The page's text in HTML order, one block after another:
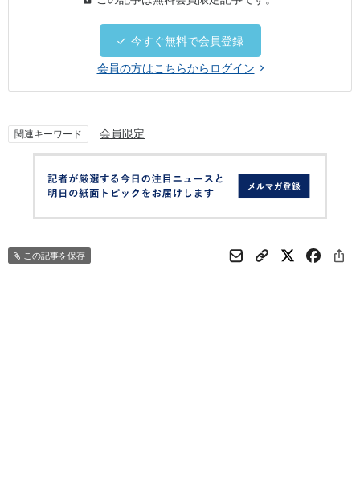
今すぐ無料で会員登録
会員の方はこちらからログイン
関連キーワード 会員限定
この記事を保存